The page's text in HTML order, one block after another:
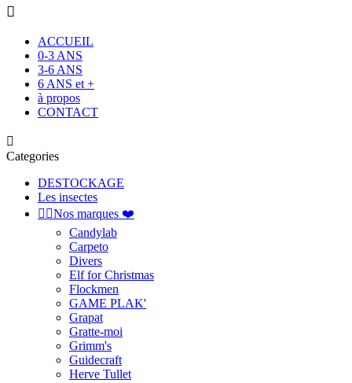

ACCUEIL
0-3 ANS
3-6 ANS
6 ANS et +
à propos
CONTACT

Categories
DESTOCKAGE
Les insectes
 Nos marques ❤️
Candylab
Carpeto
Divers
Elf for Christmas
Flockmen
GAME PLAK'
Grapat
Gratte-moi
Grimm's
Guidecraft
Herve Tullet